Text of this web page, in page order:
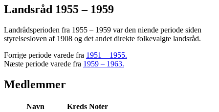
Landsråd 1955 – 1959
Landrådsperioden fra 1955 – 1959 var den niende periode siden
styrelsesloven af 1908 og det andet direkte folkevalgte landsråd.
Forrige periode varede fra 1951 – 1955.
Næste periode varede fra 1959 – 1963.
Medlemmer
Navn Kreds Noter